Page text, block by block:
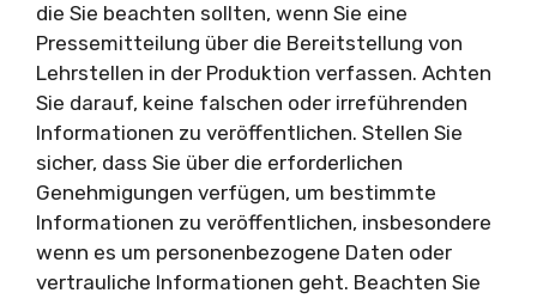
die Sie beachten sollten, wenn Sie eine
Pressemitteilung über die Bereitstellung von
Lehrstellen in der Produktion verfassen. Achten
Sie darauf, keine falschen oder irreführenden
Informationen zu veröffentlichen. Stellen Sie
sicher, dass Sie über die erforderlichen
Genehmigungen verfügen, um bestimmte
Informationen zu veröffentlichen, insbesondere
wenn es um personenbezogene Daten oder
vertrauliche Informationen geht. Beachten Sie